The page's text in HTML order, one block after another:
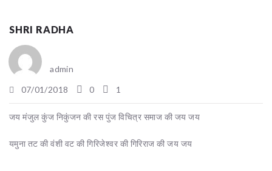
SHRI RADHA
admin
07/01/2018
0 1
जय मंजुल कुंज निकुंजन की रस पुंज विचित्र समाज की जय जय
यमुना तट की वंशी वट की गिरिजेश्वर की गिरिराज की जय जय